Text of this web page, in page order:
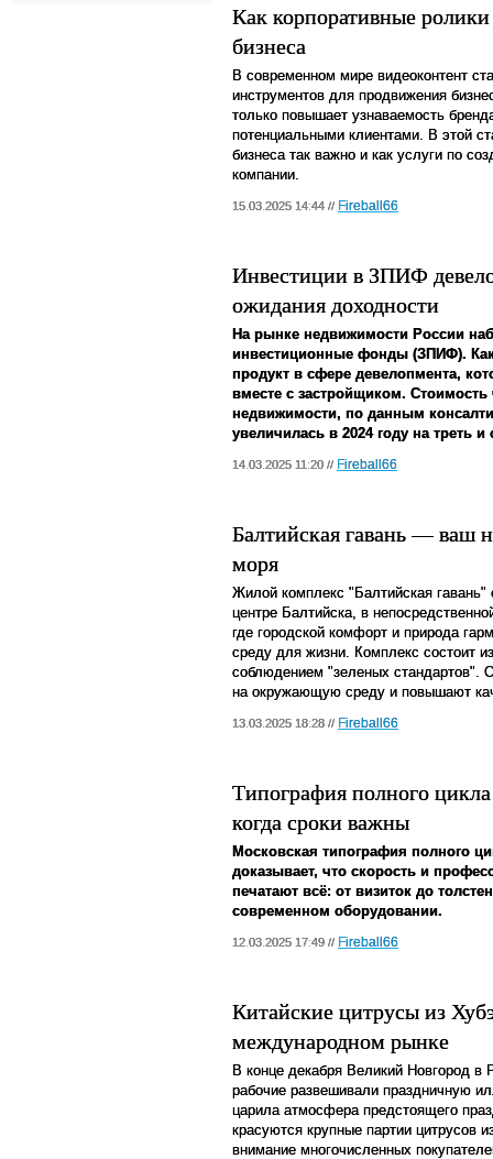
Как корпоративные
бизнеса
В современном мире видеоконтент
инструментов для продвижения
только повышает узнаваемость
потенциальными клиентами. В этой
бизнеса так важно и как услуги по
компании.
15.03.2025 14:44 // Fireball66
Инвестиции в ЗПИФ
ожидания доходности
На рынке недвижимости России
инвестиционные фонды (ЗПИФ).
продукт в сфере девелопмента,
вместе с застройщиком.
недвижимости, по данным
увеличилась в 2024 году на треть
14.03.2025 11:20 // Fireball66
Балтийская гавань — ваш
моря
Жилой комплекс "Балтийская гавань"
центре Балтийска, в
где городской комфорт и природа
среду для жизни. Комплекс состоит
соблюдением "зеленых стандартов".
на окружающую среду и повышают
13.03.2025 18:28 // Fireball66
Типография полного
когда сроки важны
Московская типография полного
доказывает, что скорость и
печатают всё: от визиток до
современном оборудовании.
12.03.2025 17:49 // Fireball66
Китайские цитрусы из
международном рынке
В конце декабря Великий Новгород в
рабочие развешивали праздничную
царила атмосфера предстоящего
красуются крупные партии цитрусов
внимание многочисленных